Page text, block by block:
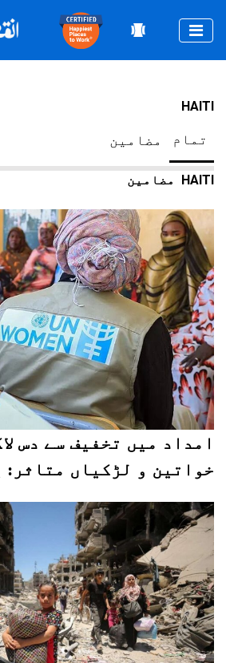
HAITI
مضامین تمام
HAITI
امداد میں تخفیف سے دس
خواتین و لڑکیاں متاثر: